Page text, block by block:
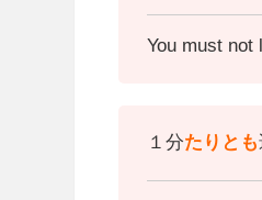
You must not
１分たりとも